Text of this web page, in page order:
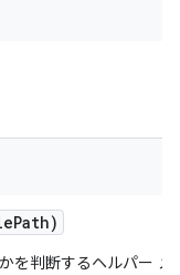
Path)
を判断するヘルパー メ